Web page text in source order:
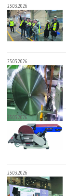
23.03.2026
23.03.2026
23.03.2026
23.03.2026